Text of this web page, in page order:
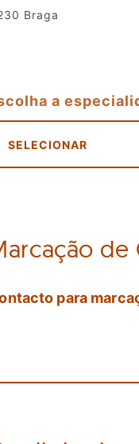
Braga
a
SELECIONAR
ESTOMATOLOGIA
PEDIATRIA
de
para